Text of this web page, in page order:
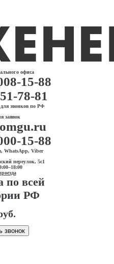
офиса
15-88
78-81
звонков по РФ
заявок
15-88
WhatsApp, Viber
переулок, 5с1
по всей
РФ
звонок